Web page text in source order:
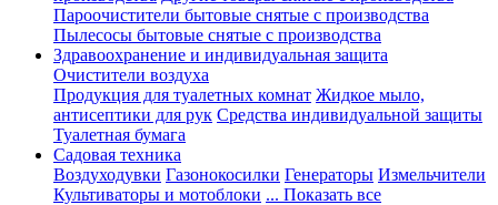
Пароочистители бытовые снятые с производства
Пылесосы бытовые снятые с производства
Здравоохранение и индивидуальная защита
Очистители воздуха
Продукция для туалетных комнат Жидкое мыло,
антисептики для рук Средства индивидуальной защиты
Туалетная бумага
Садовая техника
Воздуходувки Газонокосилки Генераторы Измельчители
Культиваторы и мотоблоки ... Показать все